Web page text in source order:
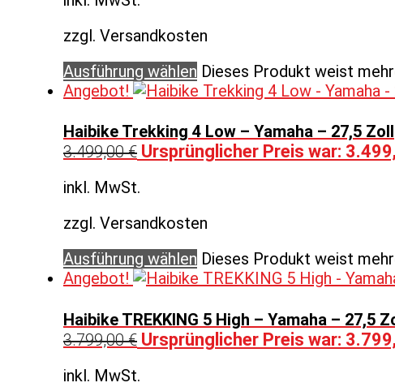
zzgl. Versandkosten
Ausführung wählen Dieses Produkt weist
Angebot!
Haibike Trekking 4 Low – Yamaha – 27,5 Zoll
3.499,00€ Ursprünglicher Preis war:
inkl. MwSt.
zzgl. Versandkosten
Ausführung wählen Dieses Produkt weist
Angebot!
Haibike TREKKING 5 High – Yamaha – 27,5
3.799,00€ Ursprünglicher Preis war:
inkl. MwSt.